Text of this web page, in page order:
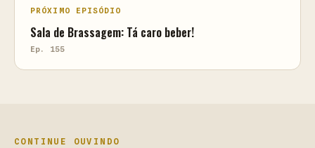
PRÓXIMO EPISÓDIO
Sala de Brassagem: Tá caro beber!
Ep. 155
CONTINUE OUVINDO